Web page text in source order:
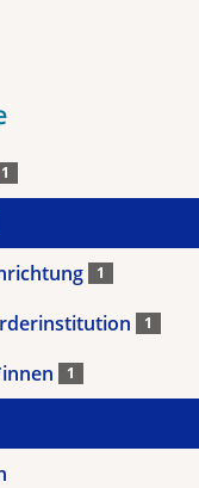
1
1
1
1